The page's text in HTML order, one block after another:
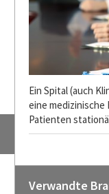
Ein Spital (auch
eine medizinische
Patienten
Verwandte